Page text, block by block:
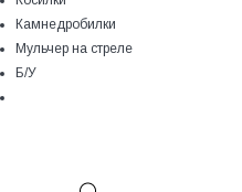
Камнедробилки
Мульчер на стреле
Б/У